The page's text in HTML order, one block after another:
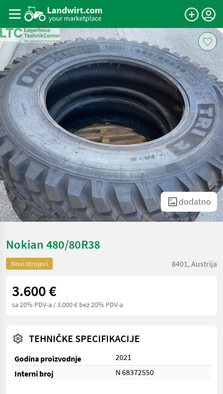
dodatno
Nokian 480/80R38
Novi strojevi 8401, Austrija
3.600 €
sa 20% PDV-a / 3.000 € bez 20% PDV-a
TEHNIČKE SPECIFIKACIJE
Godina proizvodnje
2021
Interni broj
N 68372550